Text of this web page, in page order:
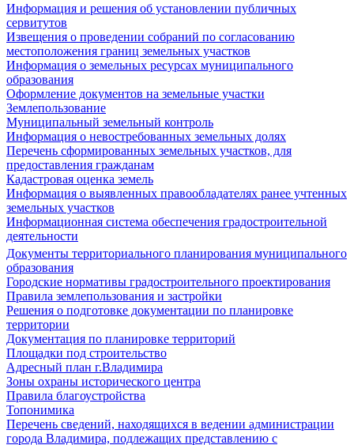
Информация и решения об установлении публичных
сервитутов
Извещения о проведении собраний по согласованию
местоположения границ земельных участков
Информация о земельных ресурсах муниципального
образования
Оформление документов на земельные участки
Землепользование
Муниципальный земельный контроль
Информация о невостребованных земельных долях
Перечень сформированных земельных участков, для
предоставления гражданам
Кадастровая оценка земель
Информация о выявленных правообладателях ранее учтенных
земельных участков
Информационная система обеспечения градостроительной
деятельности
Документы территориального планирования муниципального
образования
Городские нормативы градостроительного проектирования
Правила землепользования и застройки
Решения о подготовке документации по планировке
территории
Документация по планировке территорий
Площадки под строительство
Адресный план г.Владимира
Зоны охраны исторического центра
Правила благоустройства
Топонимика
Перечень сведений, находящихся в ведении администрации
города Владимира, подлежащих представлению с